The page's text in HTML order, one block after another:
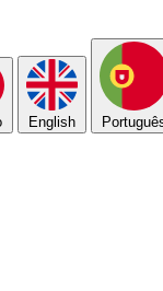
English